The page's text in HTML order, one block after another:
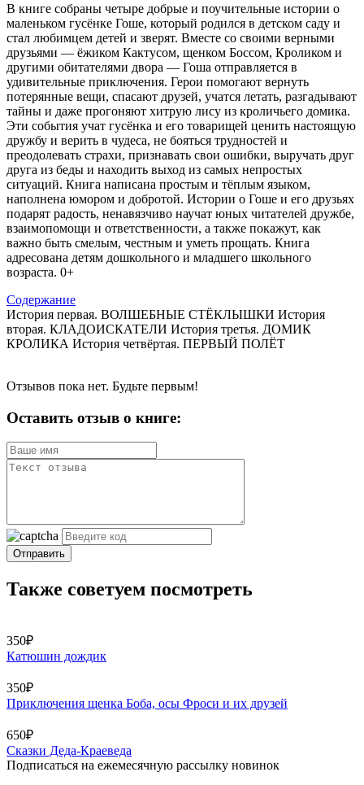
В книге собраны четыре добрые и поучительные истории о
маленьком гусёнке Гоше, который родился в детском саду и
стал любимцем детей и зверят. Вместе со своими верными
друзьями — ёжиком Кактусом, щенком Боссом, Кроликом и
другими обитателями двора — Гоша отправляется в
удивительные приключения. Герои помогают вернуть
потерянные вещи, спасают друзей, учатся летать, разгадывают
тайны и даже прогоняют хитрую лису из кроличьего домика.
Эти события учат гусёнка и его товарищей ценить настоящую
дружбу и верить в чудеса, не бояться трудностей и
преодолевать страхи, признавать свои ошибки, выручать друг
друга из беды и находить выход из самых непростых
ситуаций. Книга написана простым и тёплым языком,
наполнена юмором и добротой. Истории о Гоше и его друзьях
подарят радость, ненавязчиво научат юных читателей дружбе,
взаимопомощи и ответственности, а также покажут, как
важно быть смелым, честным и уметь прощать. Книга
адресована детям дошкольного и младшего школьного
возраста. 0+
Содержание
История первая. ВОЛШЕБНЫЕ СТЁКЛЫШКИ История
вторая. КЛАДОИСКАТЕЛИ История третья. ДОМИК
КРОЛИКА История четвёртая. ПЕРВЫЙ ПОЛЁТ
Отзывов пока нет. Будьте первым!
Оставить отзыв о книге:
Отправить
Также советуем посмотреть
350₽
Катюшин дождик
350₽
Приключения щенка Боба, осы Фроси и их друзей
650₽
Сказки Деда-Краеведа
Подписаться на ежемесячную рассылку новинок